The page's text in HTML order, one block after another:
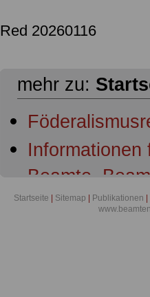
Red 20260116
mehr zu:
Informationen
Beamte,
Startseite Sitemap Publikationen